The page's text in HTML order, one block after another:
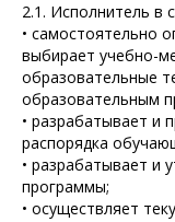
2.1. Исполнитель в
• самостоятельно
выбирает учебно-
образовательные
образовательным
• разрабатывает и
распорядка
• разрабатывает и
программы;
• осуществляет